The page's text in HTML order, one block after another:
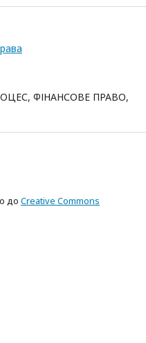
ФІНАНСОВЕ ПРАВО,
до Creative Commons